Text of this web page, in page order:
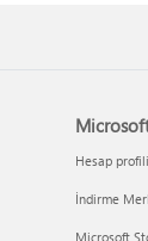
Hesap profili
İndirme
Microsoft